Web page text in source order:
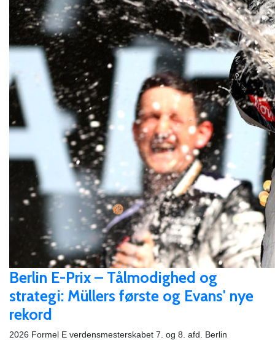
Berlin E-Prix – Tålmodighed og
strategi: Müllers første og Evans' nye
rekord
2026 Formel E verdensmesterskabet 7. og 8. afd. Berlin ​